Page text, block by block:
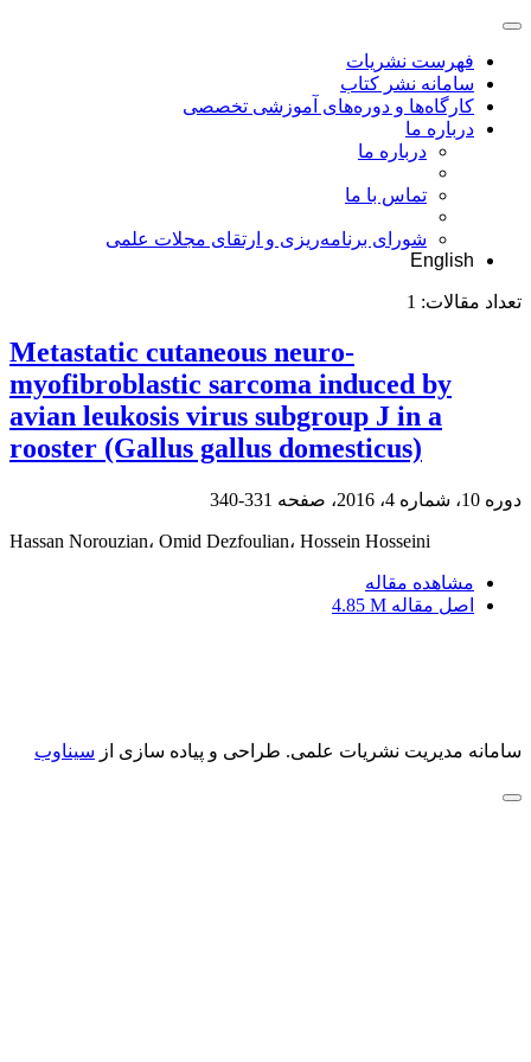
فهرست نشریات
سامانه نشر کتاب
کارگاه‌ها و دوره‌های آموزشی تخصصی
درباره ما
درباره ما
تماس با ما
شورای برنامه‌ریزی و ارتقای مجلات علمی
English
تعداد مقالات: 1
Metastatic cutaneous neuro-
myofibroblastic sarcoma induced by
avian leukosis virus subgroup J in a
rooster (Gallus gallus domesticus)
دوره 10، شماره 4، 2016، صفحه 331-340
Hassan Norouzian، Omid Dezfoulian، Hossein Hosseini
مشاهده مقاله
اصل مقاله 4.85 M
سامانه مدیریت نشریات علمی. طراحی و پیاده سازی از سیناوب